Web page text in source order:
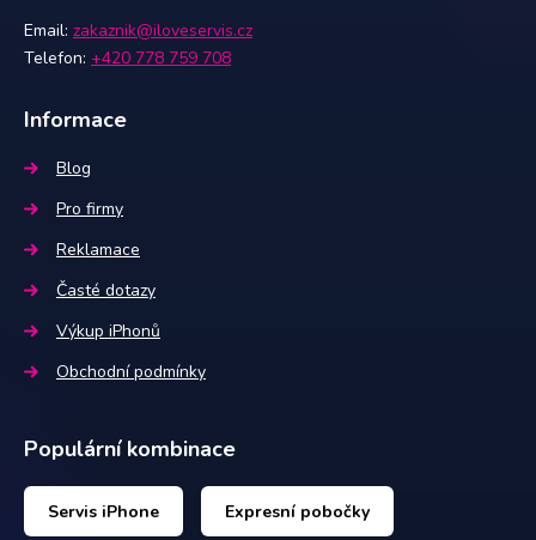
Email: zakaznik@iloveservis.cz
Telefon: +420 778 759 708
Informace
Blog
Pro firmy
Reklamace
Časté dotazy
Výkup iPhonů
Obchodní podmínky
Populární kombinace
Servis iPhone Expresní pobočky